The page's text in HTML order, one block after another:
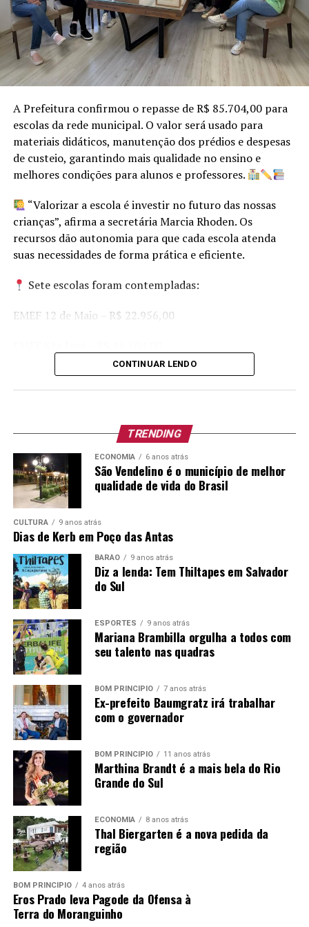
jornalistas. Bruna, sempre comunicativa, parceria ter
perdido as palavras. Cauane, mais emotiva, perdera as
lágrimas e era apenas sorrisos.
Restava saber quem seria a rainha do Winterschneiss
Winter tem uma Winter como rainha. Amanda Rauber
Winter, a caçula, com 22 anos, foi a escolhida. E de
pronto agradeceu também no dialeto alemão, com um
convite e um Dankeschöne, ou melhor, em dialeto,
“Tanke xeen”.
E que venha a festa, nas três primeiras semanas de
setembro, para que Bom Princípio a todos,
carinhosamente, possa acolher!
A Prefeitura confirmou o repasse de R$ 85.704,00 para
escolas da rede municipal. O valor será usado para
materiais didáticos, manutenção dos prédios e despesas
de custeio, garantindo mais qualidade no ensino e
melhores condições para alunos e professores.
“Valorizar a escola é investir no futuro das nossas
crianças”, afirma a secretária Marcia Rhoden. Os
recursos dão autonomia para que cada escola atenda
suas necessidades de forma prática e eficiente.
Sete escolas foram contempladas:
EMEF 12 de Maio – R$ 22.956,00
EMEF São Marcos – R$ 12.244,00
EMEF Nossa Senhora da Piedade – R$ 7.652,00
EMEF Albino David Hartmann – R$ 7.652,00
EMEF São Luís – R$ 7.652,00
O repasse segue a Lei Municipal 2.086/2014 e será
feito em quatro parcelas, conforme número de alunos
por escola.
Educação se faz com responsabilidade, parceria e
investimento.
CONTINUAR LENDO
TRENDING
ECONOMIA 6 anos atrás
São Vendelino é o município de melhor
qualidade de vida do Brasil
CULTURA 9 anos atrás
Dias de Kerb em Poço das Antas
BARÃO 9 anos atrás
Diz a lenda: Tem Thiltapes em Salvador
do Sul
ESPORTES 9 anos atrás
Mariana Brambilla orgulha a todos com
seu talento nas quadras
BOM PRINCÍPIO 7 anos atrás
Ex-prefeito Baumgratz irá trabalhar
com o governador
BOM PRINCÍPIO 11 anos atrás
Marthina Brandt é a mais bela do Rio
Grande do Sul
ECONOMIA 8 anos atrás
Thal Biergarten é a nova pedida da
região
BOM PRINCÍPIO 4 anos atrás
Eros Prado leva Pagode da Ofensa à
Terra do Moranguinho